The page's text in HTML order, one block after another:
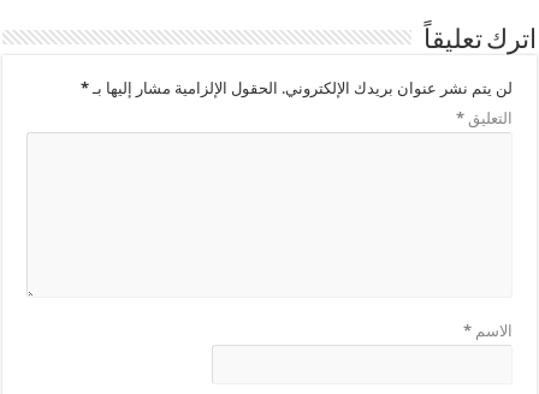
اترك تعليقاً
لن يتم نشر عنوان بريدك الإلكتروني. الحقول الإلزامية مشار إليها بـ*
التعليق*
الاسم*